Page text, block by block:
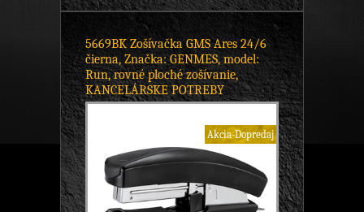
5669BK Zošívačka GMS Ares 24/6
čierna, Značka: GENMES, model:
Run, rovné ploché zošívanie,
KANCELÁRSKE POTREBY
Akcia-Dopredaj